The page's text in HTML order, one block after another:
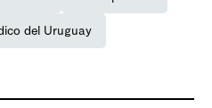
del Uruguay